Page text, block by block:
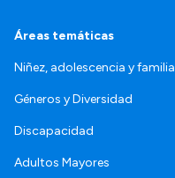
Áreas temáticas
Niñez, adolescencia y familia
Géneros y Diversidad
Discapacidad
Adultos Mayores